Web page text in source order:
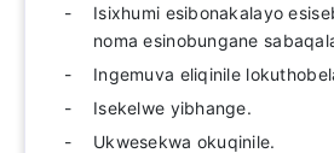
Isixhumi esibonakalayo
noma esinobungane
Ingemuva eliqinile
Isekelwe yibhange.
Ukwesekwa okuqinile.